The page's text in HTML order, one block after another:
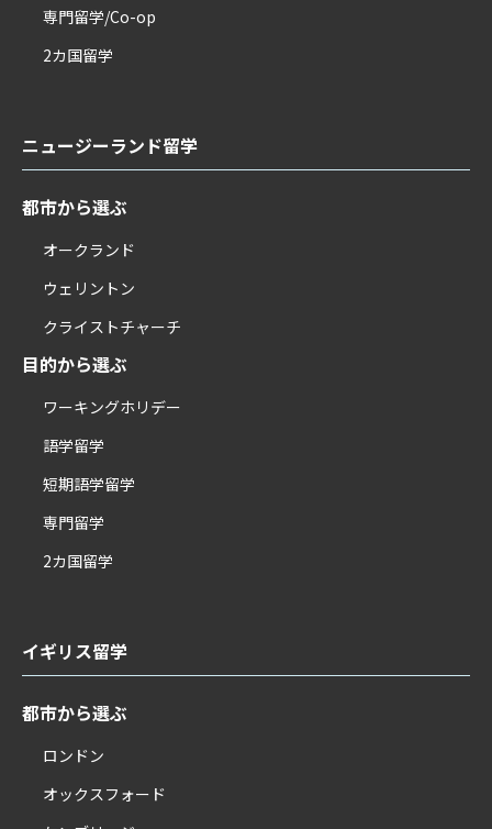
専門留学/Co-op
2カ国留学
ニュージーランド留学
都市から選ぶ
オークランド
ウェリントン
クライストチャーチ
目的から選ぶ
ワーキングホリデー
語学留学
短期語学留学
専門留学
2カ国留学
イギリス留学
都市から選ぶ
ロンドン
オックスフォード